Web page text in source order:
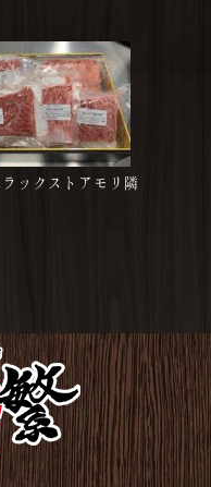
ックストアモリ隣